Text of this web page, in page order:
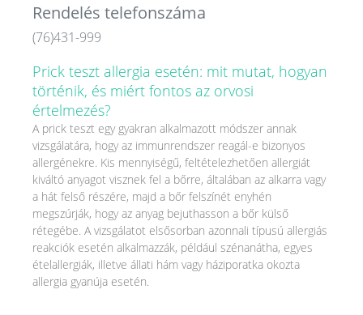
Rendelés telefonszáma
(76)431-999
Prick teszt allergia esetén: mit mutat, hogyan
történik, és miért fontos az orvosi
értelmezés?
A prick teszt egy gyakran alkalmazott módszer annak
vizsgálatára, hogy az immunrendszer reagál-e bizonyos
allergénekre. Kis mennyiségű, feltételezhetően allergiát
kiváltó anyagot visznek fel a bőrre, általában az alkarra vagy
a hát felső részére, majd a bőr felszínét enyhén
megszúrják, hogy az anyag bejuthasson a bőr külső
rétegébe. A vizsgálatot elsősorban azonnali típusú allergiás
reakciók esetén alkalmazzák, például szénanátha, egyes
ételallergiák, illetve állati hám vagy háziporatka okozta
allergia gyanúja esetén.